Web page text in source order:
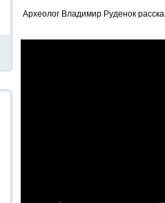
Археолог Владимир Руденок